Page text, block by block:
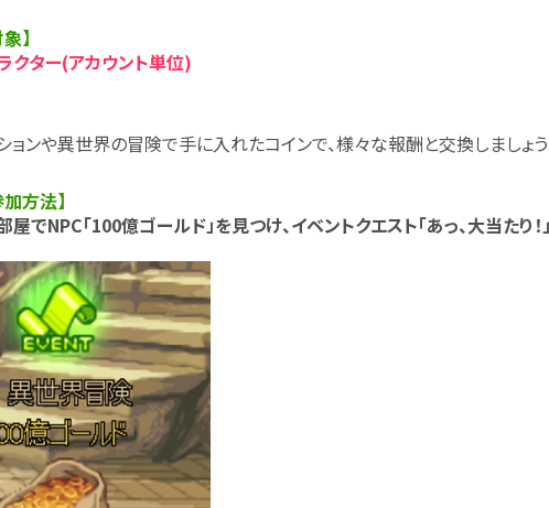
】
クター(アカウント単位)
ョンや異世界の冒険で手に入れたコインで、様々な報酬と交換しましょう
方法】
でNPC「100億ゴールド」を見つけ、イベントクエスト「あっ、大当たり